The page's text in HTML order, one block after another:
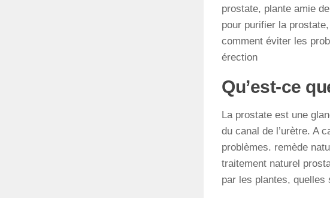
prostate, plante amie
pour purifier la
comment éviter les
érection
Qu’est-ce
La prostate est une
du canal de l’urètre. A
problèmes. remède
traitement naturel
par les plantes, quelles